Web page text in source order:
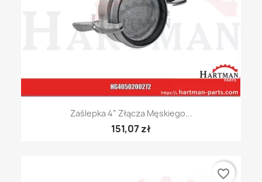
Zaślepka 4” Złącza Męskiego...
151,07 zł
favorite_border